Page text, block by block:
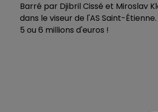
Barré par Djibril Cissé et Miroslav
dans le viseur de l'AS Saint-
5 ou 6 millions d'euros !